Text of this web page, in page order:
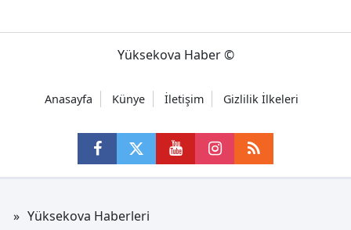
Yüksekova Haber ©
Anasayfa Künye İletişim Gizlilik İlkeleri
Yüksekova Haberleri